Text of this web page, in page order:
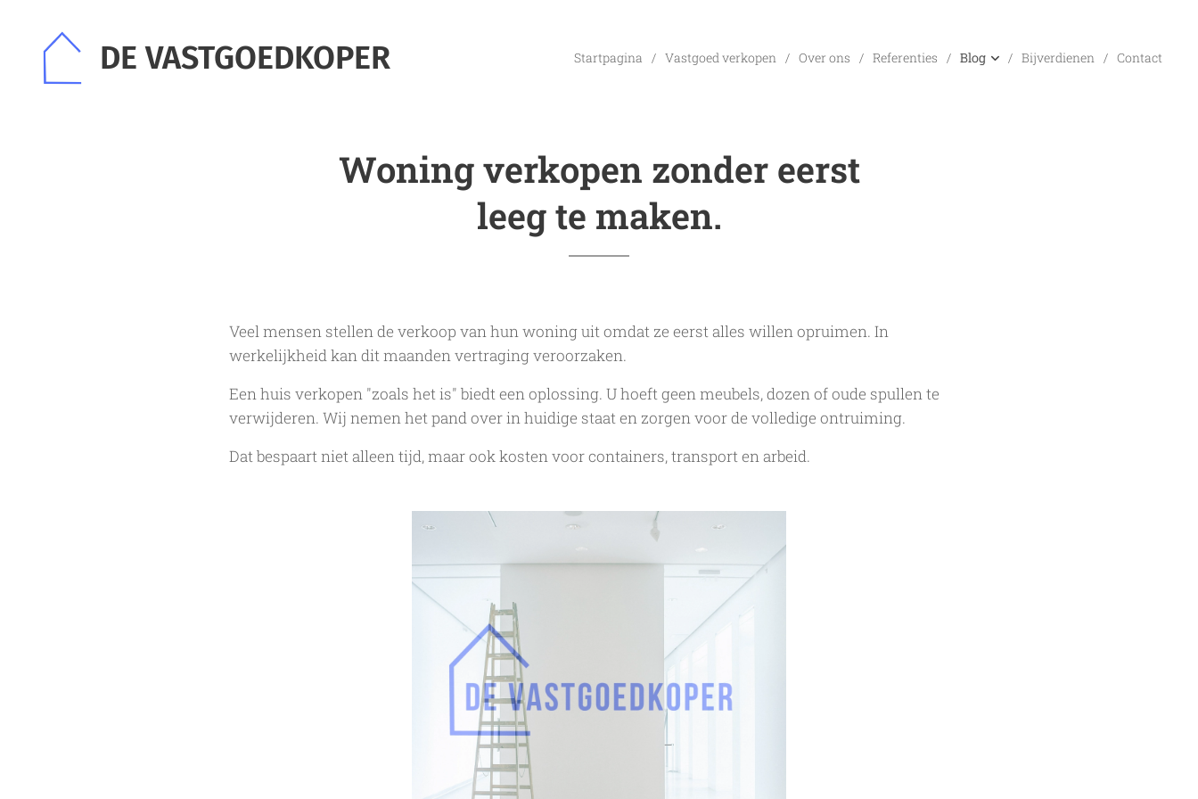
DE VASTGOEDKOPER Startpagina Vastgoed verkopen Over ons Referenties Blog Bijverdienen Contact
Woning verkopen zonder eerst
leeg te maken.
Veel mensen stellen de verkoop van hun woning uit omdat ze eerst alles willen opruimen. In
werkelijkheid kan dit maanden vertraging veroorzaken.
Een huis verkopen "zoals het is" biedt een oplossing. U hoeft geen meubels, dozen of oude spullen te
verwijderen. Wij nemen het pand over in huidige staat en zorgen voor de volledige ontruiming.
Dat bespaart niet alleen tijd, maar ook kosten voor containers, transport en arbeid.